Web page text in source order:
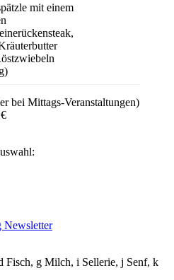
mit einem
bei Mittags-Veranstaltungen)
Fisch, g Milch, i Sellerie, j Senf, k